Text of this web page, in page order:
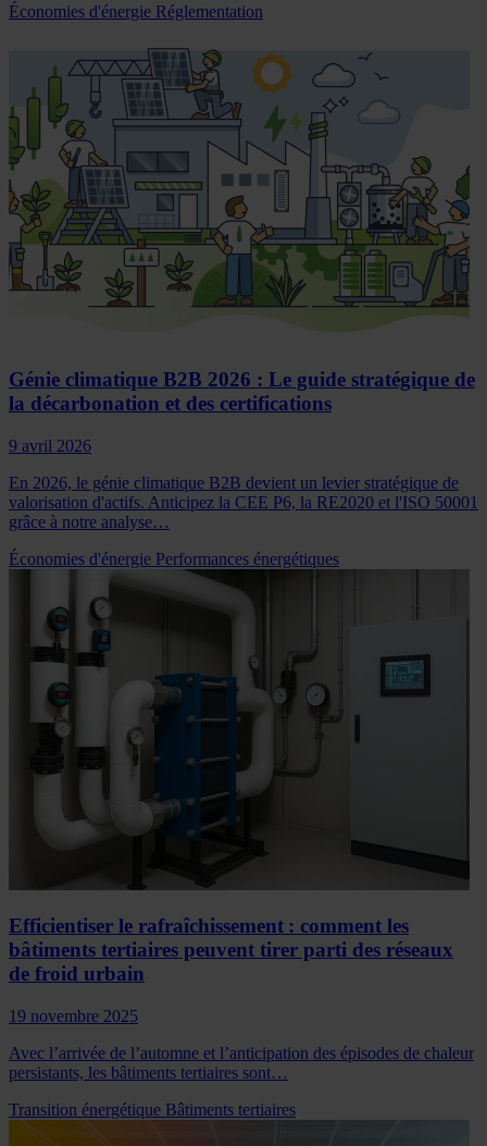
Économies d'énergie Réglementation
Génie climatique B2B 2026 : Le guide stratégique de
la décarbonation et des certifications
9 avril 2026
En 2026, le génie climatique B2B devient un levier stratégique de
valorisation d'actifs. Anticipez la CEE P6, la RE2020 et l'ISO 50001
grâce à notre analyse…
Économies d'énergie Performances énergétiques
Efficientiser le rafraîchissement : comment les
bâtiments tertiaires peuvent tirer parti des réseaux
de froid urbain
19 novembre 2025
Avec l’arrivée de l’automne et l’anticipation des épisodes de chaleur
persistants, les bâtiments tertiaires sont…
Transition énergétique Bâtiments tertiaires